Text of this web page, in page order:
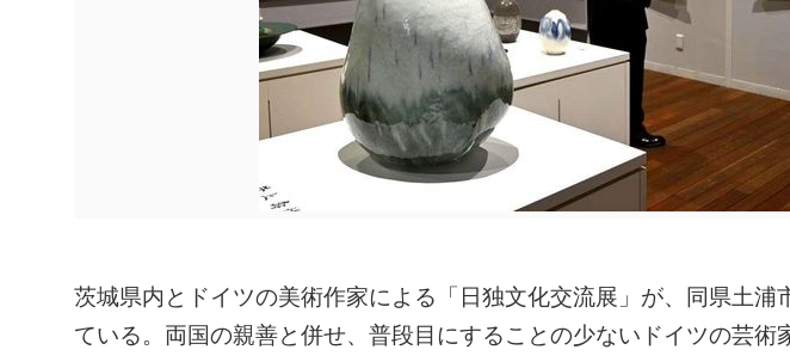
茨城県内とドイツの美術作家による「日独文化交流展」が、同県土浦
ている。両国の親善と併せ、普段目にすることの少ないドイツの芸術